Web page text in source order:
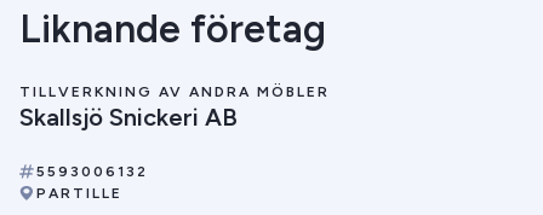
Liknande företag
TILLVERKNING AV ANDRA MÖBLER
Skallsjö Snickeri AB
5593006132
PARTILLE